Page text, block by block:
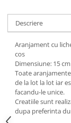
Descriere
Aranjament cu
cos
Dimensiune: 15 cm
Toate
de la lot la lot iar
facandu-le unice.
Creatiile sunt
dupa preferinta